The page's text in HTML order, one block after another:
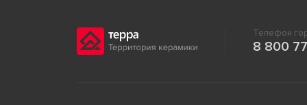
Телефон
8 800